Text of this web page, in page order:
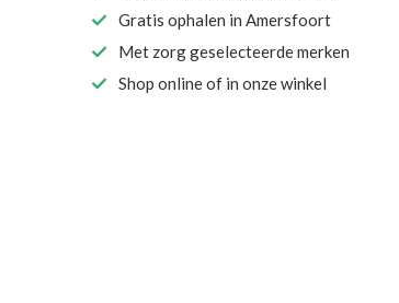
Gratis ophalen in Amersfoort
Met zorg geselecteerde merken
Shop online of in onze winkel